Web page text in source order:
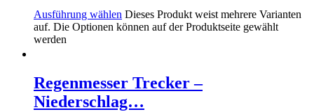
Ausführung wählen Dieses Produkt weist mehrere Varianten
auf. Die Optionen können auf der Produktseite gewählt
werden
Regenmesser Trecker –
Niederschlag…